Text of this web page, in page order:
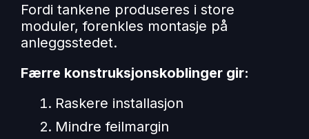
Fordi tankene produseres i store
moduler, forenkles montasje på
anleggsstedet.
Færre konstruksjonskoblinger gir:
Raskere installasjon
Mindre feilmargin